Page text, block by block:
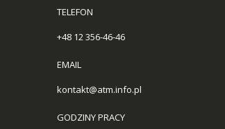
TELEFON
+48 12 356-46-46
EMAIL
kontakt@atm.info.pl
GODZINY PRACY